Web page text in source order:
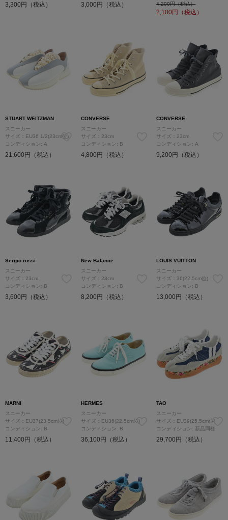
3,300円（税込） 3,000円（税込）
4,200円（税込）
2,100円（税込）
STUART WEITZMAN
スニーカー
サイズ：EU36 1/2(23cm位)
コンディション: A
21,600円（税込）
CONVERSE
スニーカー
サイズ：23cm
コンディション: B
4,800円（税込）
CONVERSE
スニーカー
サイズ：23cm
コンディション: A
9,200円（税込）
Sergio rossi
スニーカー
サイズ：23cm
コンディション: B
3,600円（税込）
New Balance
スニーカー
サイズ：23cm
コンディション: B
8,200円（税込）
LOUIS VUITTON
スニーカー
サイズ：36(22.5cm位)
コンディション: B
13,000円（税込）
MARNI
スニーカー
サイズ：EU37(23.5cm位)
コンディション: B
11,400円（税込）
HERMES
スニーカー
サイズ：EU36(22.5cm位)
コンディション: B
36,100円（税込）
TAO
スニーカー
サイズ：EU39(25.5cm位)
コンディション: 新品同様
29,700円（税込）